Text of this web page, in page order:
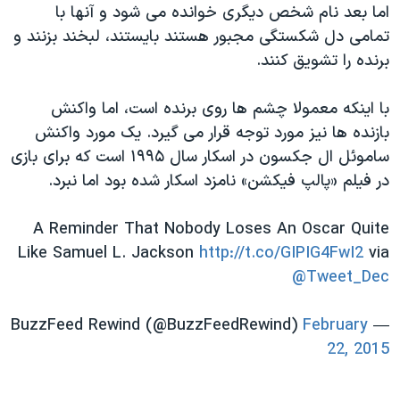
اما بعد نام شخص دیگری خوانده می شود و آنها با
تمامی دل شکستگی مجبور هستند بایستند، لبخند بزنند و
برنده را تشویق کنند.
با اینکه معمولا چشم ها روی برنده است، اما واکنش
بازنده ها نیز مورد توجه قرار می گیرد. یک مورد واکنش
ساموئل ال جکسون در اسکار سال ۱۹۹۵ است که برای بازی
در فیلم «پالپ فیکشن» نامزد اسکار شده بود اما نبرد.
A Reminder That Nobody Loses An Oscar Quite
Like Samuel L. Jackson http://t.co/GIPIG4FwI2 via
@Tweet_Dec
— BuzzFeed Rewind (@BuzzFeedRewind)
February
22, 2015